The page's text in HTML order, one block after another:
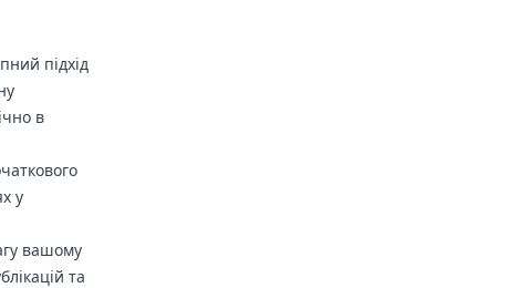
підхід
в
у
вашому
та